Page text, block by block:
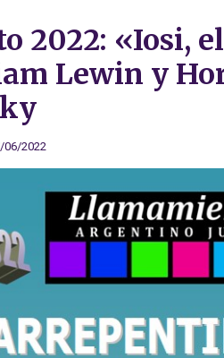
2022: «Iosi,
Lewin y
06/2022